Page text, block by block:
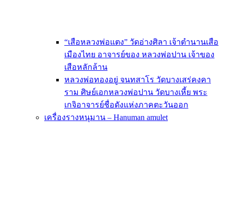
“เสือหลวงพ่อแตง” วัดอ่างศิลา เจ้าตำนานเสือ
เมืองไทย อาจารย์ของ หลวงพ่อปาน เจ้าของ
เสือหลักล้าน
หลวงพ่อทองอยู่ จนทสาโร วัดบางเสร่คงคา
ราม ศิษย์เอกหลวงพ่อปาน วัดบางเหี้ย พระ
เกจิอาจารย์ชื่อดังแห่งภาคตะวันออก
เครื่องรางหนุมาน – Hanuman amulet